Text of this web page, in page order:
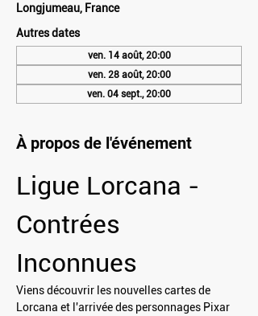
Longjumeau, France
Autres dates
ven. 14 août, 20:00
ven. 28 août, 20:00
ven. 04 sept., 20:00
À propos de l'événement
Ligue Lorcana -
Contrées
Inconnues
Viens découvrir les nouvelles cartes de
Lorcana et l'arrivée des personnages Pixar